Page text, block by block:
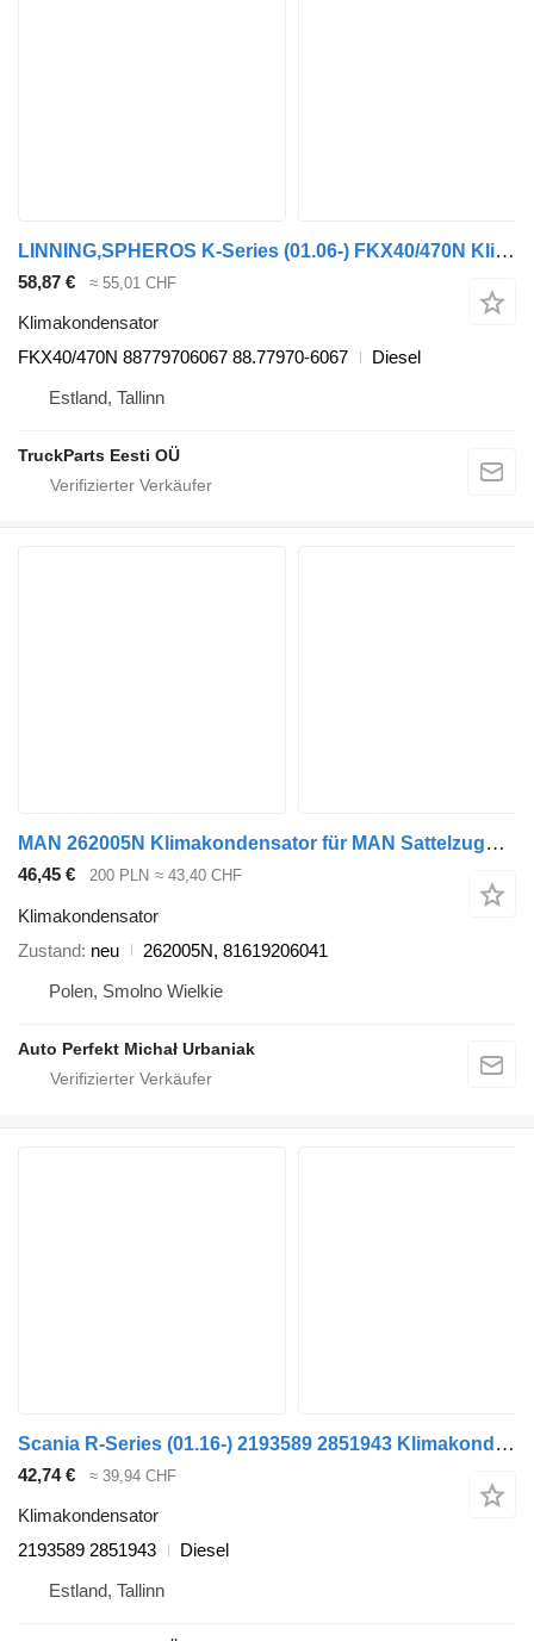
LINNING,SPHEROS K-Series (01.06-) FKX40/470N Klimakondensator für Scania K,N,F-series bus (2006-)
58,87 € ≈ 55,01 CHF
Klimakondensator
FKX40/470N 88779706067 88.77970-6067
Diesel
Estland, Tallinn
TruckParts Eesti OÜ
MAN 262005N Klimakondensator für MAN Sattelzugmaschine
46,45 € 200 PLN ≈ 43,40 CHF
Klimakondensator
Zustand neu
262005N, 81619206041
Polen, Smolno Wielkie
Auto Perfekt Michał Urbaniak
Scania R-Series (01.16-) 2193589 2851943 Klimakondensator für Scania L,P,G,R,S-series (2016-) Sattelzugmaschine
42,74 € ≈ 39,94 CHF
Klimakondensator
2193589 2851943
Diesel
Estland, Tallinn